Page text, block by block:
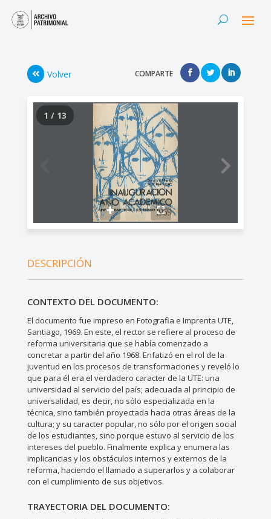
Volver COMPARTE
1 / 13
DESCRIPCIÓN
CONTEXTO DEL DOCUMENTO:
El documento fue impreso en Fotografia e Imprenta UTE,
Santiago, 1969. En este, el rector se refiere al proceso de
reforma universitaria que se había comenzado a
concretar a partir del año 1968. Enfatizó en el rol de la
juventud en los procesos de transformaciones y reveló lo
que para él era el verdadero caracter de la UTE: una
universidad al servicio del país; adecuada al principio de
universalidad, es decir, no sólo especializada en la
técnica, sino también proyectada hacia otras áreas de la
cultura; y su caracter popular, no sólo por el origen social
de los estudiantes, sino porque estuvo al servicio de los
intereses del pueblo. Finalmente explica y enumera las
implicancias y los obstáculos internos y externos de la
reforma, haciendo el llamado a superarlos y a colaborar
con el cumplimiento de sus objetivos.
TRAYECTORIA DEL DOCUMENTO: